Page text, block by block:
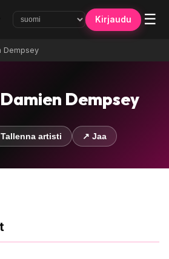
Kirjaudu ☰
Dempsey
Damien Dempsey
artisti ↗ Jaa